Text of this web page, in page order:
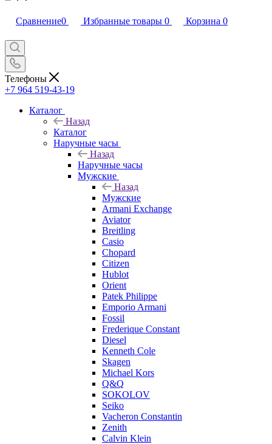
Сравнение0 Избранные товары 0 Корзина 0
Телефоны
+7 964 519-43-19
Каталог
Назад
Каталог
Наручные часы
Назад
Наручные часы
Мужские
Назад
Мужские
Armani Exchange
Aviator
Breitling
Casio
Chopard
Citizen
Hublot
Orient
Patek Philippe
Emporio Armani
Fossil
Frederique Constant
Diesel
Kenneth Cole
Skagen
Michael Kors
Q&Q
SOKOLOV
Seiko
Vacheron Constantin
Zenith
Calvin Klein